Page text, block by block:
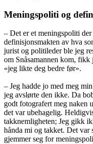
Meningspoliti og
– Det er et meningspoliti
definisjonsmakten av hva
jurist og politileder ble jeg
om Snåsamannen kom, fikk
«jeg likte deg bedre før».
– Jeg hadde jo med meg
jeg avslørte den ikke. Da
godt fotografert meg naken
det var ubehagelig.
takknemligheten; Jeg gikk
hånda mi og takket. Det var
gjemmer seg for